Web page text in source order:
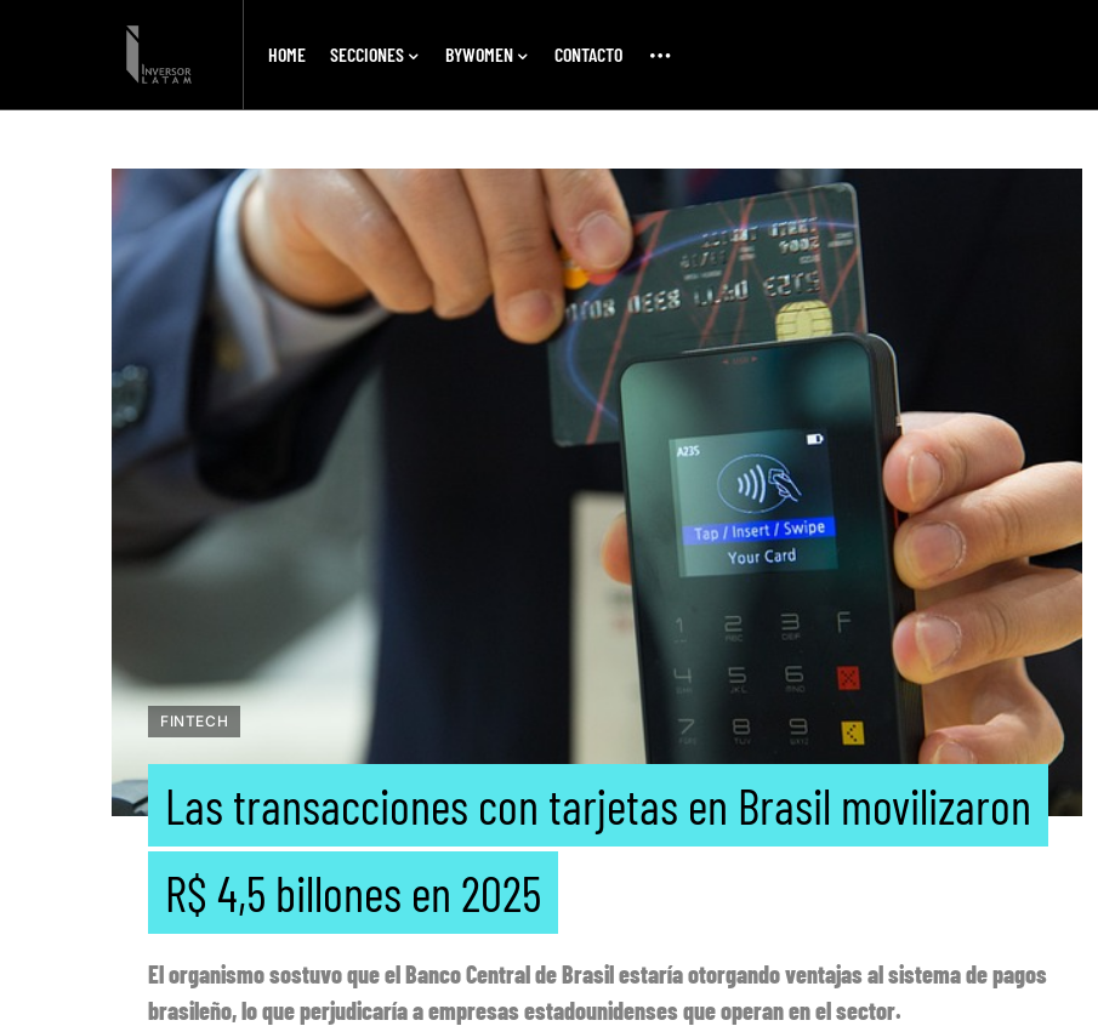
HOME SECCIONES BYWOMEN CONTACTO
FINTECH
Las transacciones con tarjetas en Brasil movilizaron
R$ 4,5 billones en 2025
El organismo sostuvo que el Banco Central de Brasil estaría otorgando ventajas al sistema de pagos
brasileño, lo que perjudicaría a empresas estadounidenses que operan en el sector.